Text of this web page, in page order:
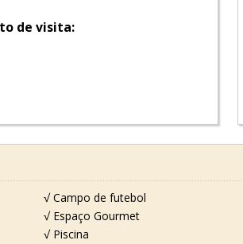
de visita:
√ Campo de futebol
√ Espaço Gourmet
√ Piscina